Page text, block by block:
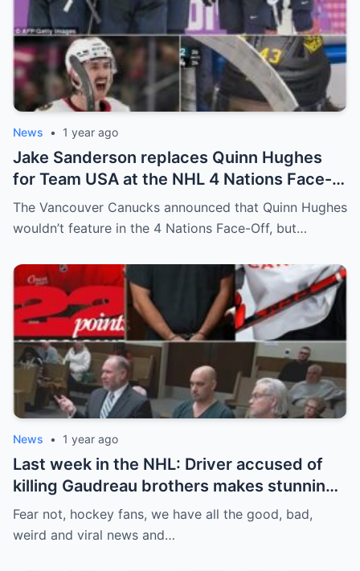
News • 1 year ago
Jake Sanderson replaces Quinn Hughes
for Team USA at the NHL 4 Nations Face-
Off. Quinn Hughes revealed that in
addition to his injury, there was conflict
The Vancouver Canucks announced that Quinn Hughes
wouldn’t feature in the 4 Nations Face-Off, but…
News • 1 year ago
Last week in the NHL: Driver accused of
killing Gaudreau brothers makes stunning
defence, Blackhawks beef with
Bissonnette, 4 Nations rosters take shape
Fear not, hockey fans, we have all the good, bad,
weird and viral news and…